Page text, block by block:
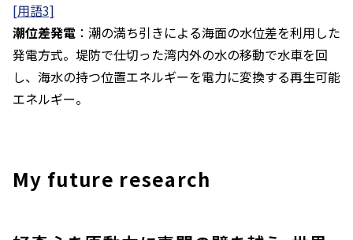
[用語3]
潮位差発電 ：潮の満ち引きによる海面の水位差を利用した
発電方式。堤防で仕切った湾内外の水の移動で水車を回
し、海水の持つ位置エネルギーを電力に変換する再生可能
エネルギー。
My future research